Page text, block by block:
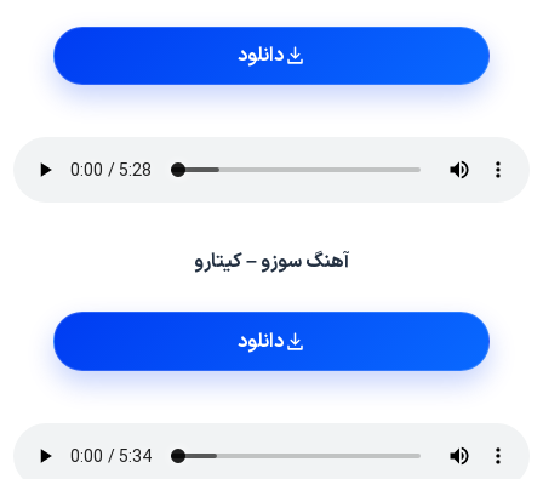
دانلود
آهنگ سوزو – کیتارو
دانلود